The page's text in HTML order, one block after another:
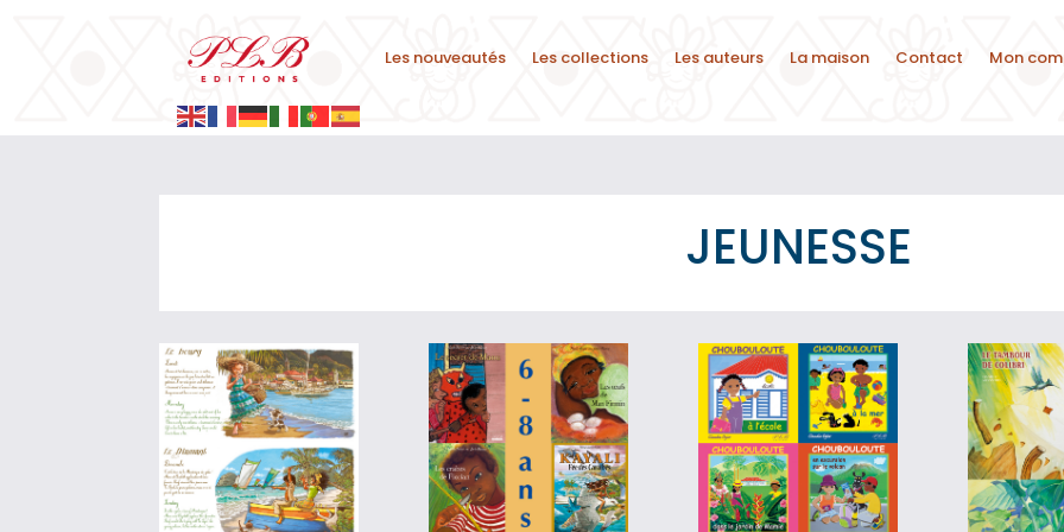
Les nouveautés Les collections Les auteurs La maison Contact Mon
JEUNESSE